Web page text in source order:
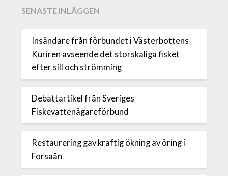
SENASTE INLÄGGEN
Insändare från förbundet i Västerbottens-
Kuriren avseende det storskaliga fisket
efter sill och strömming
Debattartikel från Sveriges
Fiskevattenägareförbund
Restaurering gav kraftig ökning av öring i
Forsaån